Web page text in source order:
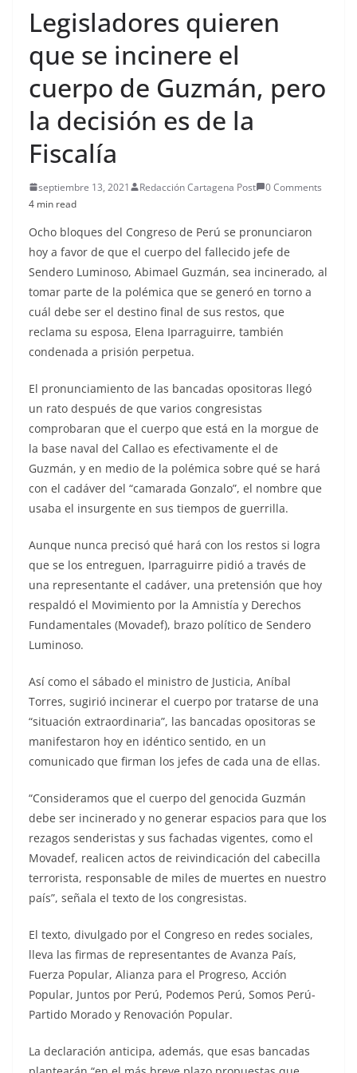
Legisladores quieren
que se incinere el
cuerpo de Guzmán, pero
la decisión es de la
Fiscalía
septiembre 13, 2021 Redacción Cartagena Post
0 Comments
4 min read
Ocho bloques del Congreso de Perú se pronunciaron
hoy a favor de que el cuerpo del fallecido jefe de
Sendero Luminoso, Abimael Guzmán, sea incinerado, al
tomar parte de la polémica que se generó en torno a
cuál debe ser el destino final de sus restos, que
reclama su esposa, Elena Iparraguirre, también
condenada a prisión perpetua.
El pronunciamiento de las bancadas opositoras llegó
un rato después de que varios congresistas
comprobaran que el cuerpo que está en la morgue de
la base naval del Callao es efectivamente el de
Guzmán, y en medio de la polémica sobre qué se hará
con el cadáver del “camarada Gonzalo”, el nombre que
usaba el insurgente en sus tiempos de guerrilla.
Aunque nunca precisó qué hará con los restos si logra
que se los entreguen, Iparraguirre pidió a través de
una representante el cadáver, una pretensión que hoy
respaldó el Movimiento por la Amnistía y Derechos
Fundamentales (Movadef), brazo político de Sendero
Luminoso.
Así como el sábado el ministro de Justicia, Aníbal
Torres, sugirió incinerar el cuerpo por tratarse de una
“situación extraordinaria”, las bancadas opositoras se
manifestaron hoy en idéntico sentido, en un
comunicado que firman los jefes de cada una de ellas.
“Consideramos que el cuerpo del genocida Guzmán
debe ser incinerado y no generar espacios para que los
rezagos senderistas y sus fachadas vigentes, como el
Movadef, realicen actos de reivindicación del cabecilla
terrorista, responsable de miles de muertes en nuestro
país”, señala el texto de los congresistas.
El texto, divulgado por el Congreso en redes sociales,
lleva las firmas de representantes de Avanza País,
Fuerza Popular, Alianza para el Progreso, Acción
Popular, Juntos por Perú, Podemos Perú, Somos Perú-
Partido Morado y Renovación Popular.
La declaración anticipa, además, que esas bancadas